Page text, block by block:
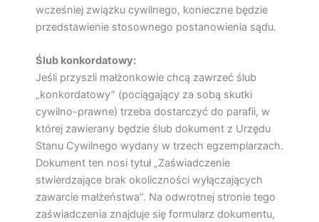
wcześniej związku cywilnego, konieczne będzie
przedstawienie stosownego postanowienia sądu.
Ślub konkordatowy:
Jeśli przyszli małżonkowie chcą zawrzeć ślub
„konkordatowy” (pociągający za sobą skutki
cywilno-prawne) trzeba dostarczyć do parafii, w
której zawierany będzie ślub dokument z Urzędu
Stanu Cywilnego wydany w trzech egzemplarzach.
Dokument ten nosi tytuł „Zaświadczenie
stwierdzające brak okoliczności wyłączających
zawarcie małżeństwa”. Na odwrotnej stronie tego
zaświadczenia znajduje się formularz dokumentu,